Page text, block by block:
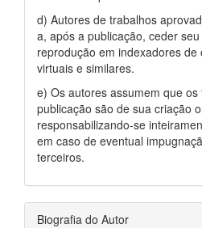
d) Autores de trabalhos
a, após a publicação, ceder
reprodução em indexadores
virtuais e similares.
e) Os autores assumem que
publicação são de sua criação
responsabilizando-se
em caso de eventual
terceiros.
Biografia do Autor